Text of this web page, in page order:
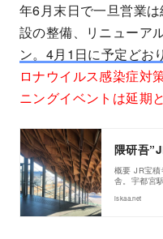
年6月末日で一旦営業
設の整備、リニューア
ン。4月1日に予定どお
ロナウイルス感染症対
ニングイベントは延期
隈研吾
概要 JR宝
舎。宇都宮
iskaa.net